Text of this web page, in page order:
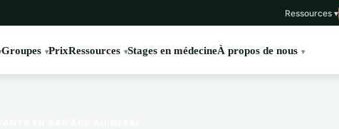
Ressources ▾
Groupes PrixRessources Stages en médecineÀ propos de nous